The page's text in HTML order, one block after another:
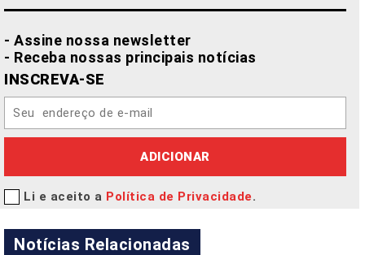
- Assine nossa newsletter
- Receba nossas principais notícias
INSCREVA-SE
ADICIONAR
Li e aceito a Política de Privacidade.
Notícias Relacionadas